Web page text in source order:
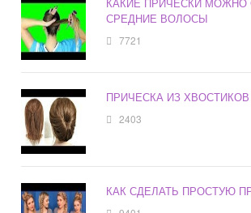
СРЕДНИЕ ВОЛОСЫ
7721
ПРИЧЕСКА ИЗ
2403
КАК СДЕЛАТЬ ПРОСТУЮ